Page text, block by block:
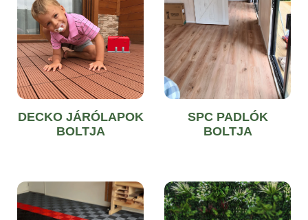
DECKO JÁRÓLAPOK
BOLTJA
SPC PADLÓK
BOLTJA